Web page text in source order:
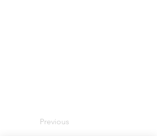
Previous